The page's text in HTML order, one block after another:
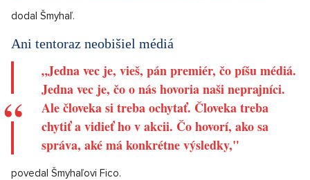
dodal Šmyhaľ.
Ani tentoraz neobišiel médiá
„Jedna vec je, vieš, pán premiér, čo píšu médiá.
Jedna vec je, čo o nás hovoria naši neprajníci.
Ale človeka si treba ochytať. Človeka treba
chytiť a vidieť ho v akcii. Čo hovorí, ako sa
správa, aké má konkrétne výsledky,"
povedal Šmyhaľovi Fico.